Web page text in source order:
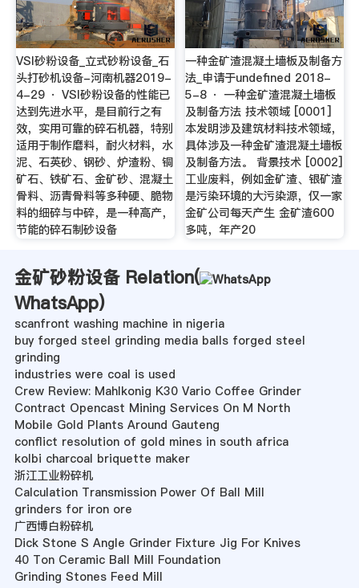
VSI砂粉设备_立式砂粉设备_石
头打砂机设备-河南机器2019-
4-29 · VSI砂粉设备的性能已
达到先进水平，是目前行之有
效，实用可靠的碎石机器，特别
适用于制作磨料，耐火材料，水
泥、石英砂、钢砂、炉渣粉、铜
矿石、铁矿石、金矿砂、混凝土
骨料、沥青骨料等多种硬、脆物
料的细碎与中碎，是一种高产，
节能的碎石制砂设备
一种金矿渣混凝土墙板及制备方
法_申请于undefined 2018-
5-8 · 一种金矿渣混凝土墙板
及制备方法 技术领域 [0001]
本发明涉及建筑材料技术领域，
具体涉及一种金矿渣混凝土墙板
及制备方法。 背景技术 [0002]
工业废料，例如金矿渣、银矿渣
是污染环境的大污染源，仅一家
金矿公司每天产生 金矿渣600
多吨，年产20
金矿砂粉设备 Relation(
WhatsApp)
scanfront washing machine in nigeria
buy forged steel grinding media balls forged steel
grinding
industries were coal is used
Crew Review: Mahlkonig K30 Vario Coffee Grinder
Contract Opencast Mining Services On M North
Mobile Gold Plants Around Gauteng
conflict resolution of gold mines in south africa
kolbi charcoal briquette maker
浙江工业粉碎机
Calculation Transmission Power Of Ball Mill
grinders for iron ore
广西博白粉碎机
Dick Stone S Angle Grinder Fixture Jig For Knives
40 Ton Ceramic Ball Mill Foundation
Grinding Stones Feed Mill